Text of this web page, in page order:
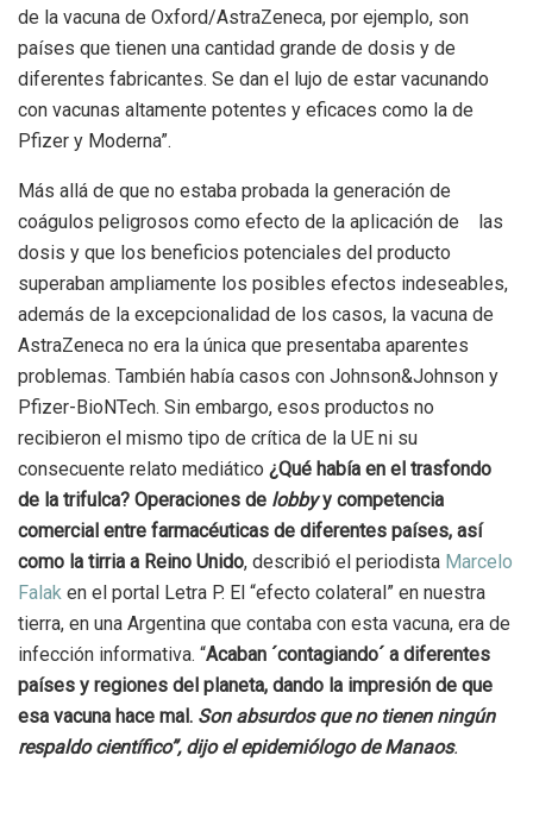
de la vacuna de Oxford/AstraZeneca, por ejemplo, son
países que tienen una cantidad grande de dosis y de
diferentes fabricantes. Se dan el lujo de estar vacunando
con vacunas altamente potentes y eficaces como la de
Pfizer y Moderna”.
Más allá de que no estaba probada la generación de
coágulos peligrosos como efecto de la aplicación de las
dosis y que los beneficios potenciales del producto
superaban ampliamente los posibles efectos indeseables,
además de la excepcionalidad de los casos, la vacuna de
AstraZeneca no era la única que presentaba aparentes
problemas. También había casos con Johnson&Johnson y
Pfizer-BioNTech. Sin embargo, esos productos no
recibieron el mismo tipo de crítica de la UE ni su
consecuente relato mediático ¿Qué había en el trasfondo
de la trifulca? Operaciones de lobbyy competencia
comercial entre farmacéuticas de diferentes países, así
como la tirria a Reino Unido, describió el periodista Marcelo
Falak en el portal Letra P. El “efecto colateral” en nuestra
tierra, en una Argentina que contaba con esta vacuna, era de
infección informativa. “Acaban ´contagiando´ a diferentes
países y regiones del planeta, dando la impresión de que
esa vacuna hace mal. Son absurdos que no tienen ningún
respaldo científico”, dijo el epidemiólogo de Manaos.